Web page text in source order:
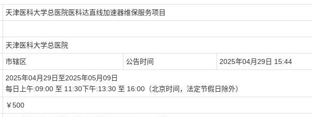
天津医科大学总医院医科达直线加速器维保服务项目
天津医科大学总医院
市辖区 公告时间 2025年04月29日 15:44
2025年04月29日至2025年05月09日
每日上午:09:00 至 11:30下午:13:30 至 16:00（北京时间，法定节假日除外）
￥500